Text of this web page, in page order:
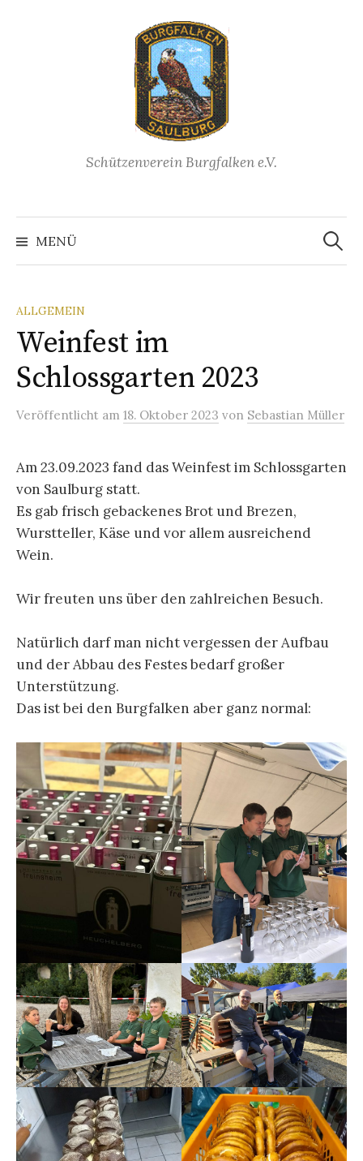
Schützenverein Burgfalken e.V.
MENÜ
Suchen
nach:
ALLGEMEIN
Weinfest im
Schlossgarten 2023
Veröffentlicht am 18. Oktober 2023 von Sebastian Müller
Am 23.09.2023 fand das Weinfest im Schlossgarten
von Saulburg statt.
Es gab frisch gebackenes Brot und Brezen,
Wurstteller, Käse und vor allem ausreichend
Wein.
Wir freuten uns über den zahlreichen Besuch.
Natürlich darf man nicht vergessen der Aufbau
und der Abbau des Festes bedarf großer
Unterstützung.
Das ist bei den Burgfalken aber ganz normal: